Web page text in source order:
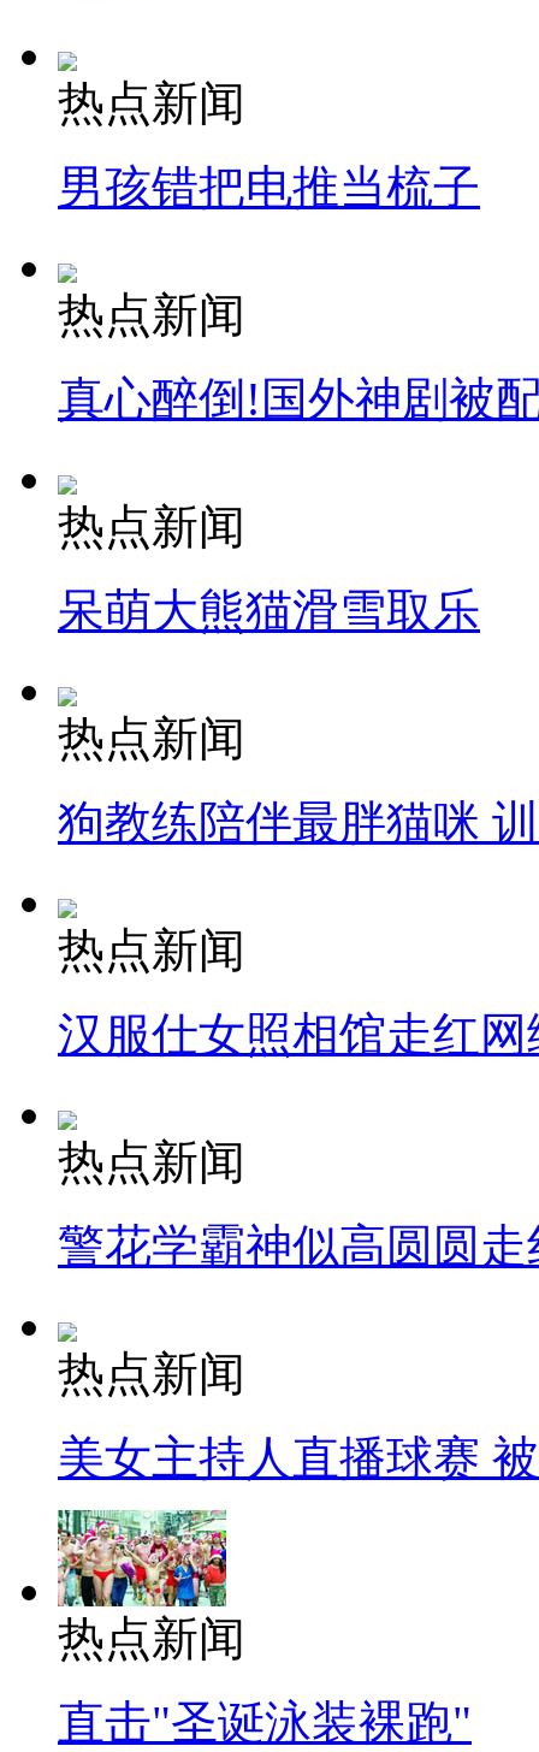
消防员救轻生者 花炮节热闹非凡
司机酒驾遇交警 急速倒车逃窜
热点新闻
男孩错把电推当梳子
热点新闻
真心醉倒!国外神剧被
热点新闻
呆萌大熊猫滑雪取乐
热点新闻
狗教练陪伴最胖猫咪
热点新闻
汉服仕女照相馆走红网
热点新闻
警花学霸神似高圆圆走
热点新闻
美女主持人直播球赛
热点新闻
直击"圣诞泳装裸跑"